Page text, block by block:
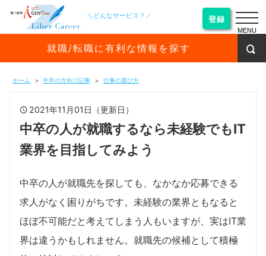
＼どんなサービス？／ 登録
就職/転職に有利な情報を探す
ホーム 中卒の方向け記事 仕事の選び方
2021年11月01日（更新日）
中卒の人が就職するなら未経験でもIT
業界を目指してみよう
中卒の人が就職先を探しても、なかなか応募できる
求人がなく困りがちです。未経験の業界ともなると
ほぼ不可能だと考えてしまう人もいますが、実はIT業
界は違うかもしれません。就職先の候補として積極
MENU